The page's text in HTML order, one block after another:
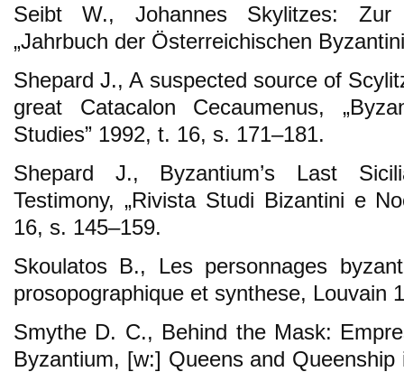
Seibt W., Johannes Skylitzes: Zur
„Jahrbuch der Österreichischen
Shepard J., A suspected source of
great Catacalon Cecaumenus,
Studies” 1992, t. 16, s. 171–181.
Shepard J., Byzantium’s Last
Testimony, „Rivista Studi Bizantini e
16, s. 145–159.
Skoulatos B., Les personnages
prosopographique et synthese, Louvain
Smythe D. C., Behind the Mask:
Byzantium, [w:] Queens and